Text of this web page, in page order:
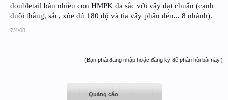
doubletail bán nhiều con HMPK đa sắc với vây đạt chuẩn (cạnh
đuôi thẳng, sắc, xòe đủ 180 độ và tia vây phân đến... 8 nhánh).
7/4/08
(Bạn phải đăng nhập hoặc đăng ký để phản hồi bài này.)
Quảng cáo